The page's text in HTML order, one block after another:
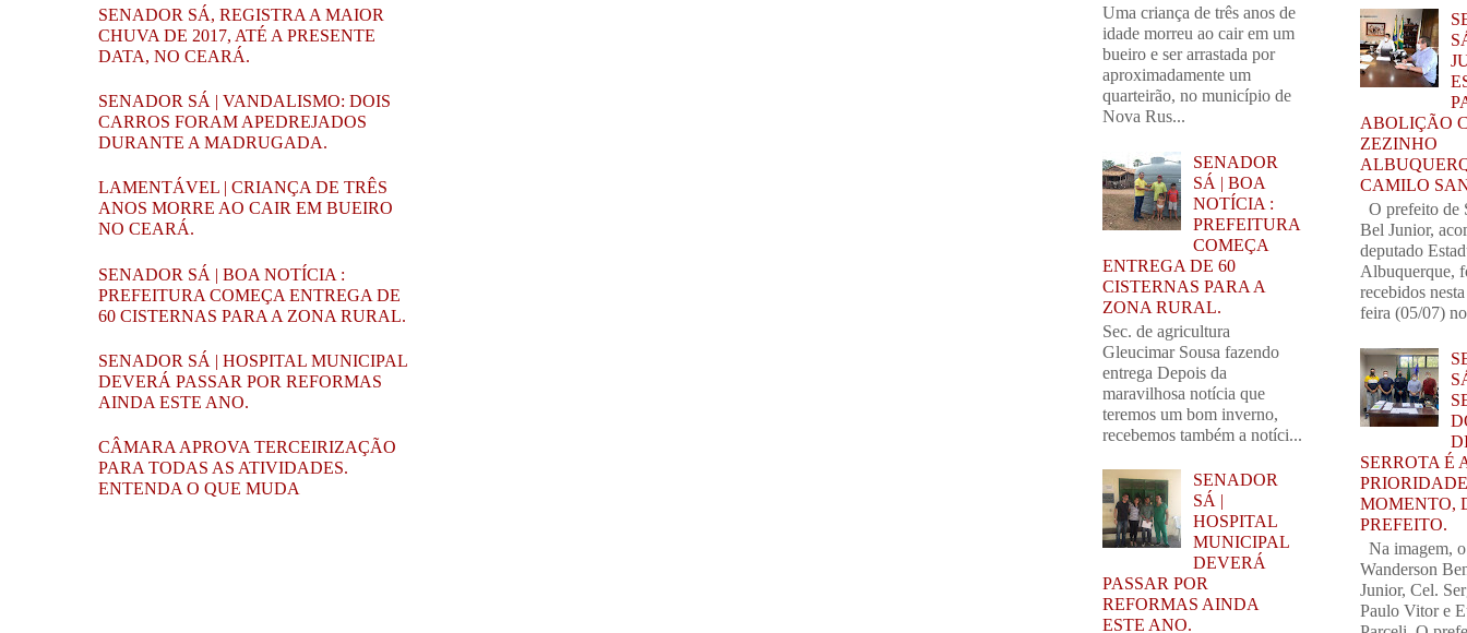
SENADOR SÁ, REGISTRA A MAIOR
CHUVA DE 2017, ATÉ A PRESENTE
DATA, NO CEARÁ.
SENADOR SÁ | VANDALISMO: DOIS
CARROS FORAM APEDREJADOS
DURANTE A MADRUGADA.
LAMENTÁVEL | CRIANÇA DE TRÊS
ANOS MORRE AO CAIR EM BUEIRO
NO CEARÁ.
SENADOR SÁ | BOA NOTÍCIA :
PREFEITURA COMEÇA ENTREGA DE
60 CISTERNAS PARA A ZONA RURAL.
SENADOR SÁ | HOSPITAL MUNICIPAL
DEVERÁ PASSAR POR REFORMAS
AINDA ESTE ANO.
CÂMARA APROVA TERCEIRIZAÇÃO
PARA TODAS AS ATIVIDADES.
ENTENDA O QUE MUDA
Uma criança de três anos de
idade morreu ao cair em um
bueiro e ser arrastada por
aproximadamente um
quarteirão, no município de
Nova Rus...
SENADOR
SÁ | BOA
NOTÍCIA :
PREFEITURA
COMEÇA
ENTREGA DE 60
CISTERNAS PARA A
ZONA RURAL.
Sec. de agricultura
Gleucimar Sousa fazendo
entrega Depois da
maravilhosa notícia que
teremos um bom inverno,
recebemos também a notíci...
SENADOR
SÁ |
HOSPITAL
MUNICIPAL
DEVERÁ
PASSAR POR
REFORMAS AINDA
ESTE ANO.
ABOLIÇÃO
ZEZINHO
CAMILO
O prefeito de
Bel Junior,
deputado
Albuquerque,
recebidos
feira (05/07)
SERROTA É
MOMENTO,
PREFEITO.
Na imagem,
Wanderson
Junior, Cel.
Paulo Vitor e